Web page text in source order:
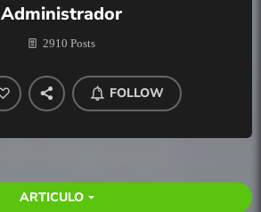
Administrador
2910 Posts
FOLLOW
ARTICULO arrow_drop_down